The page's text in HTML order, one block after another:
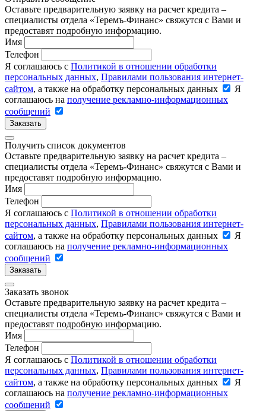
Оставьте предварительную заявку на расчет кредита –
специалисты отдела «Теремъ-Финанс» свяжутся с Вами и
предоставят подробную информацию.
Имя
Телефон
Я соглашаюсь с Политикой в отношении обработки
персональных данных, Правилами пользования интернет-
сайтом, а также на обработку персональных данных
Я
соглашаюсь на получение рекламно-информационных
сообщений
Заказать
Получить список документов
Оставьте предварительную заявку на расчет кредита –
специалисты отдела «Теремъ-Финанс» свяжутся с Вами и
предоставят подробную информацию.
Имя
Телефон
Я соглашаюсь с Политикой в отношении обработки
персональных данных, Правилами пользования интернет-
сайтом, а также на обработку персональных данных
Я
соглашаюсь на получение рекламно-информационных
сообщений
Заказать
Заказать звонок
Оставьте предварительную заявку на расчет кредита –
специалисты отдела «Теремъ-Финанс» свяжутся с Вами и
предоставят подробную информацию.
Имя
Телефон
Я соглашаюсь с Политикой в отношении обработки
персональных данных, Правилами пользования интернет-
сайтом, а также на обработку персональных данных
Я
соглашаюсь на получение рекламно-информационных
сообщений